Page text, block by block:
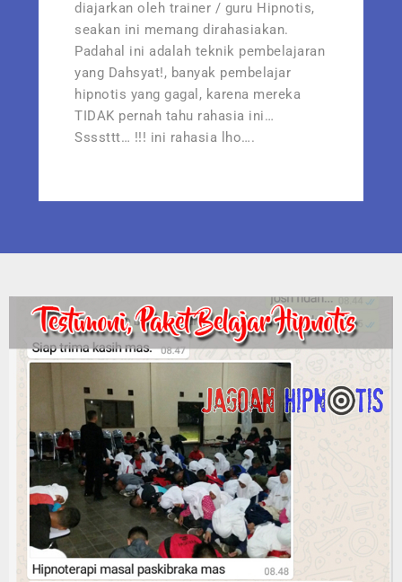
diajarkan oleh trainer / guru Hipnotis,
seakan ini memang dirahasiakan.
Padahal ini adalah teknik pembelajaran
yang Dahsyat!, banyak pembelajar
hipnotis yang gagal, karena mereka
TIDAK pernah tahu rahasia ini…
Ssssttt… !!! ini rahasia lho….